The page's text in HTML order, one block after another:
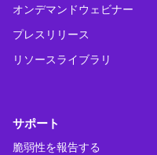
オンデマンドウェビナー
プレスリリース
リソースライブラリ
サポート
脆弱性を報告する